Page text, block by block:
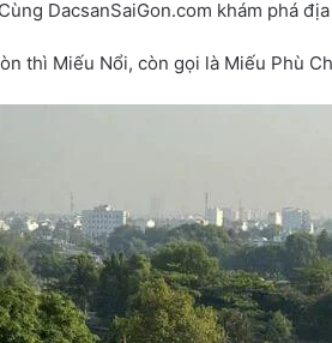
DacsanSaiGon.com khám phá
thì Miếu Nổi, còn gọi là Miếu Phù